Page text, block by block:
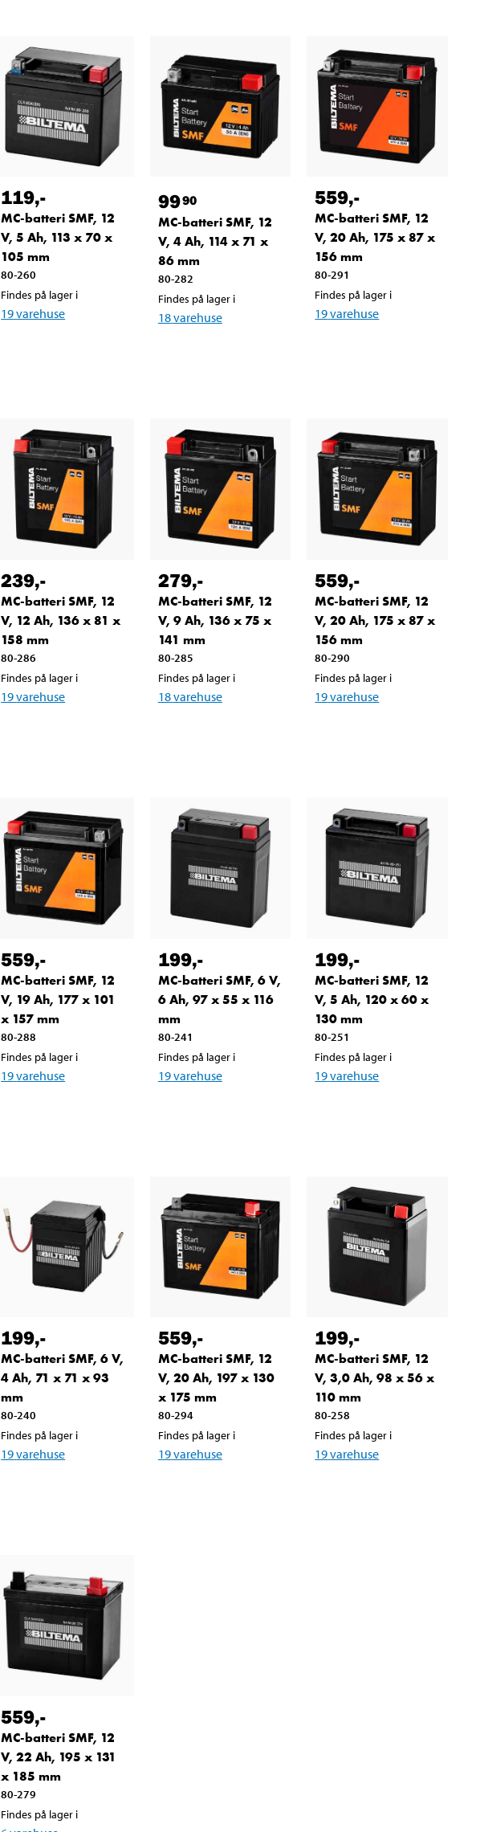
119,-
MC-batteri SMF, 12
V, 5 Ah, 113 x 70 x
105 mm
80-260
Findes på lager i
19varehuse
9990
MC-batteri SMF, 12
V, 4 Ah, 114 x 71 x
86 mm
80-282
Findes på lager i
18varehuse
559,-
MC-batteri SMF, 12
V, 20 Ah, 175 x 87 x
156 mm
80-291
Findes på lager i
19varehuse
239,-
MC-batteri SMF, 12
V, 12 Ah, 136 x 81 x
158 mm
80-286
Findes på lager i
19varehuse
279,-
MC-batteri SMF, 12
V, 9 Ah, 136 x 75 x
141 mm
80-285
Findes på lager i
18varehuse
559,-
MC-batteri SMF, 12
V, 20 Ah, 175 x 87 x
156 mm
80-290
Findes på lager i
19varehuse
559,-
MC-batteri SMF, 12
V, 19 Ah, 177 x 101
x 157 mm
80-288
Findes på lager i
19varehuse
199,-
MC-batteri SMF, 6 V,
6 Ah, 97 x 55 x 116
mm
80-241
Findes på lager i
19varehuse
199,-
MC-batteri SMF, 12
V, 5 Ah, 120 x 60 x
130 mm
80-251
Findes på lager i
19varehuse
199,-
MC-batteri SMF, 6 V,
4 Ah, 71 x 71 x 93
mm
80-240
Findes på lager i
19varehuse
559,-
MC-batteri SMF, 12
V, 20 Ah, 197 x 130
x 175 mm
80-294
Findes på lager i
19varehuse
199,-
MC-batteri SMF, 12
V, 3,0 Ah, 98 x 56 x
110 mm
80-258
Findes på lager i
19varehuse
559,-
MC-batteri SMF, 12
V, 22 Ah, 195 x 131
x 185 mm
80-279
Findes på lager i